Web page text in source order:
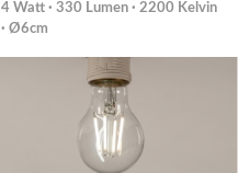
4 Watt · 330 Lumen · 2200 Kelvin
· Ø6cm